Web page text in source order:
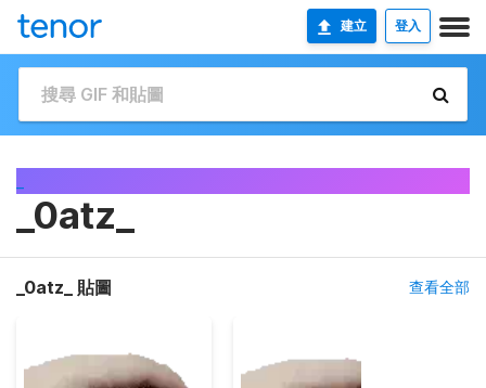
建立 登入
_0atz_
_0atz_ 貼圖 查看全部